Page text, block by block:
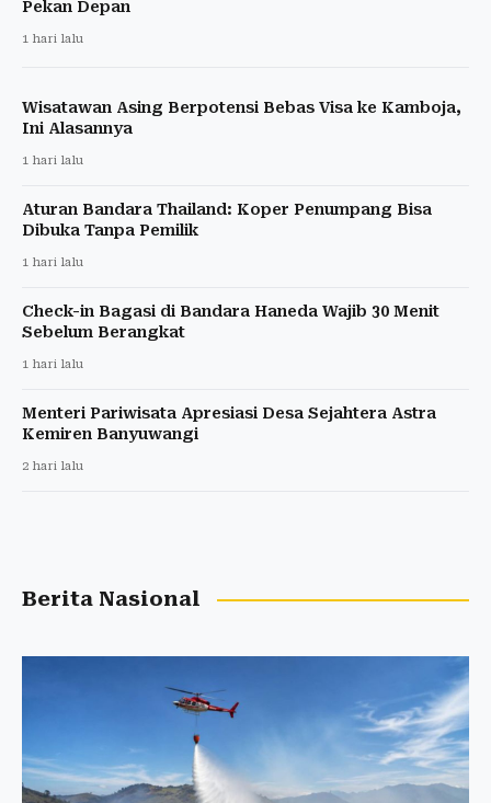
Pekan Depan
1 hari lalu
Wisatawan Asing Berpotensi Bebas Visa ke Kamboja,
Ini Alasannya
1 hari lalu
Aturan Bandara Thailand: Koper Penumpang Bisa
Dibuka Tanpa Pemilik
1 hari lalu
Check-in Bagasi di Bandara Haneda Wajib 30 Menit
Sebelum Berangkat
1 hari lalu
Menteri Pariwisata Apresiasi Desa Sejahtera Astra
Kemiren Banyuwangi
2 hari lalu
Berita Nasional